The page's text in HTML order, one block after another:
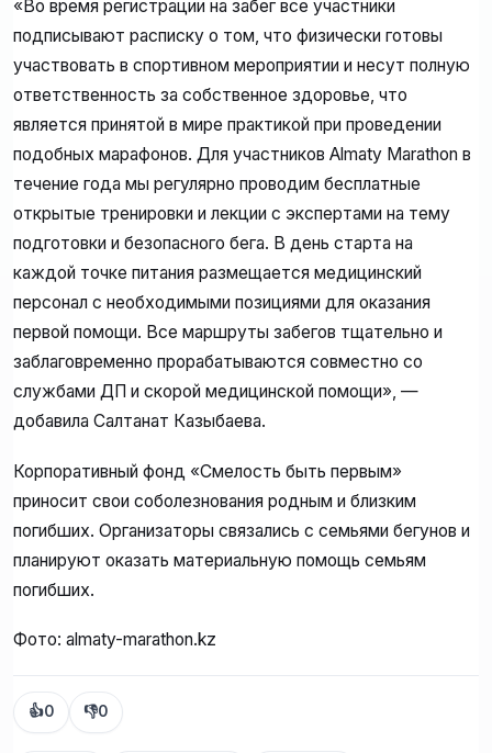
«Во время регистрации на забег все участники
подписывают расписку о том, что физически готовы
участвовать в спортивном мероприятии и несут полную
ответственность за собственное здоровье, что
является принятой в мире практикой при проведении
подобных марафонов. Для участников Almaty Marathon в
течение года мы регулярно проводим бесплатные
открытые тренировки и лекции с экспертами на тему
подготовки и безопасного бега. В день старта на
каждой точке питания размещается медицинский
персонал с необходимыми позициями для оказания
первой помощи. Все маршруты забегов тщательно и
заблаговременно прорабатываются совместно со
службами ДП и скорой медицинской помощи», —
добавила Салтанат Казыбаева.
Корпоративный фонд «Смелость быть первым»
приносит свои соболезнования родным и близким
погибших. Организаторы связались с семьями бегунов и
планируют оказать материальную помощь семьям
погибших.
Фото: almaty-marathon.kz
👍0 👎0